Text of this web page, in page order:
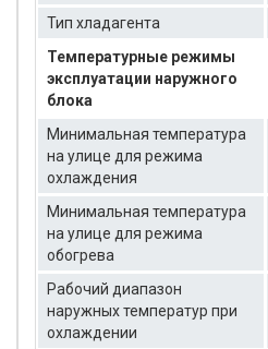
Тип хладагента
Температурные режимы
эксплуатации наружного
блока
Минимальная температура
на улице для режима
охлаждения
Минимальная температура
на улице для режима
обогрева
Рабочий диапазон
наружных температур при
охлаждении